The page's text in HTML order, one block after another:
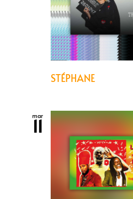
STÉPHANE
mar
11